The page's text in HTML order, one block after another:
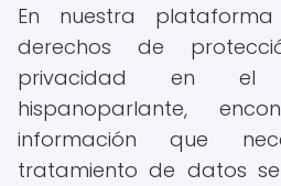
En nuestra
derechos de
privacidad en el
hispanoparlante,
información que
tratamiento de datos